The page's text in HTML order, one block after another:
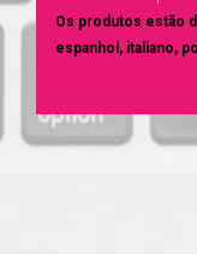
Os produtos estão
espanhol, italiano,